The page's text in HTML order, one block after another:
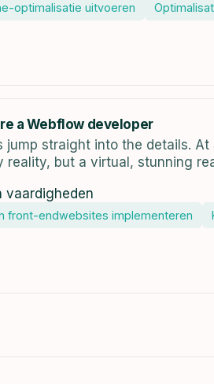
optimalisatie uitvoeren
a Webflow developer
jump straight into the details.
reality, but a virtual, stunning
vaardigheden
front-endwebsites implementeren